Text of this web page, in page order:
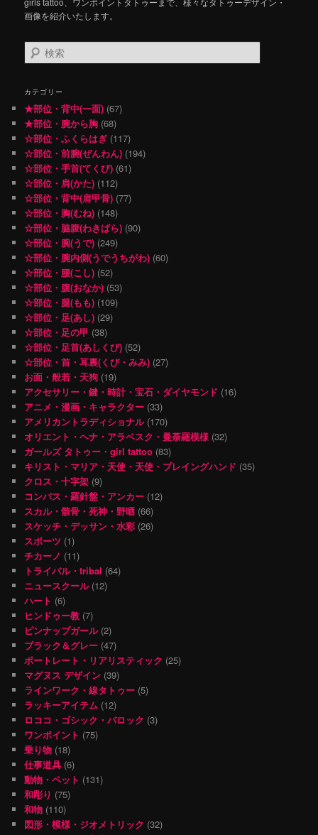
画像を紹介いたします。
検
索
カテゴリー
★部位・背中(一面) (67)
★部位・腕から胸 (68)
☆部位・ふくらはぎ (117)
☆部位・前腕(ぜんわん) (194)
☆部位・手首(てくび) (61)
☆部位・肩(かた) (112)
☆部位・背中(肩甲骨) (77)
☆部位・胸(むね) (148)
☆部位・脇腹(わきばら) (90)
☆部位・腕(うで) (249)
☆部位・腕内側(うでうちがわ) (60)
☆部位・腰(こし) (52)
☆部位・腹(おなか) (53)
☆部位・腿(もも) (109)
☆部位・足(あし) (29)
☆部位・足の甲 (38)
☆部位・足首(あしくび) (52)
☆部位・首・耳裏(くび・みみ) (27)
お面・般若・天狗 (19)
アクセサリー・鍵・時計・宝石・ダイヤモンド (16)
アニメ・漫画・キャラクター (33)
アメリカントラディショナル(170)
オリエント・ヘナ・アラベスク・曼荼羅模様 (32)
ガールズ タトゥー・girl tattoo (83)
キリスト・マリア・天使・天使・プレイングハンド (35)
クロス・十字架 (9)
コンパス・羅針盤・アンカー (12)
スカル・骸骨・死神・野晒 (66)
スケッチ・デッサン・水彩 (26)
スポーツ (1)
チカーノ (11)
トライバル・tribal (64)
ニュースクール(12)
ハート (6)
ヒンドゥー教 (7)
ピンナップガール(2)
ブラック＆グレー (47)
ポートレート・リアリスティック (25)
マグヌス デザイン (39)
ラインワーク・線タトゥー (5)
ラッキーアイテム (12)
ロココ・ゴシック・バロック (3)
ワンポイント (75)
乗り物 (18)
仕事道具 (6)
動物・ペット (131)
和彫り (75)
和物 (110)
図形・模様・ジオメトリック (32)